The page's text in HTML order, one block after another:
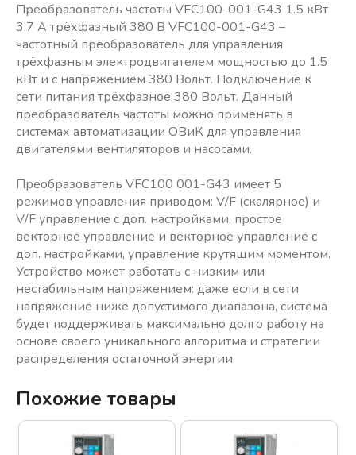
Преобразователь частоты VFC100-001-G43 1.5 кВт
3,7 А трёхфазный 380 В VFC100-001-G43 –
частотный преобразователь для управления
трёхфазным электродвигателем мощностью до 1.5
кВт и с напряжением 380 Вольт. Подключение к
сети питания трёхфазное 380 Вольт. Данный
преобразователь частоты можно применять в
системах автоматизации ОВиК для управления
двигателями вентиляторов и насосами.
Преобразователь VFC100 001-G43 имеет 5
режимов управления приводом: V/F (скалярное) и
V/F управление с доп. настройками, простое
векторное управление и векторное управление с
доп. настройками, управление крутящим моментом.
Устройство может работать с низким или
нестабильным напряжением: даже если в сети
напряжение ниже допустимого диапазона, система
будет поддерживать максимально долго работу на
основе своего уникального алгоритма и стратегии
распределения остаточной энергии.
Похожие товары